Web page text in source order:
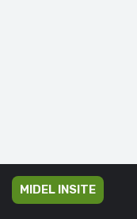
MIDEL INSITE